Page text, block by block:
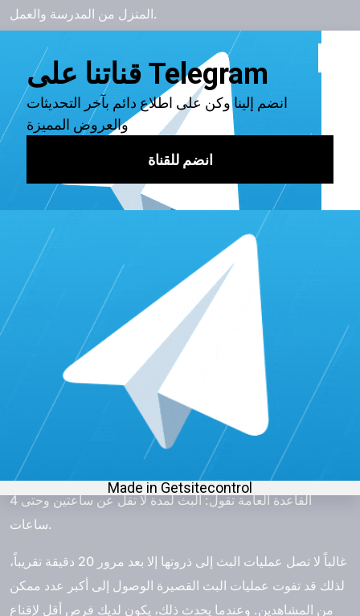
المنزل من المدرسة والعمل.
ولكن إذا كنت تريد البث عندما تكون المنافسة أقل، فإنّ الوقت
المناسب للبث هو من منتصف الليل. نعم، لا يزال العديد من
المشاهدين خلال تلك الفترة، لكن عدداً أقل من القنوات تنافس
زيادة متابعين تويتش مجاناً من برنس
سيرفسس
في الحقيقة توجد طريقة مختصرة وأفضل من أجل زيادة متابعين
تويتش على قناتك دون عناء الخطوات جميعها. لكن، هذا لا يعني
عدم الأخذ بالخطوات. لذلك، يجب عليك الاستمرار بالاستراتيجيات
التي ذكرناها لك. وأيضاً يمكنك طلب شراء متابعين تويتش
خدمات برنس سيرفسس
لتحصل على أفضل خدمات لقناة
تويتش لم تحصل على مثيل لها من قبل. وفي حال كنت تملك
حساب تيك توك يمكنك
زيادة متابعين تيك توك أيضاً من برنس
سيرفسس.
البث لعدة ساعات في كل مرة
نظراً لتحدثنا عن جدول تويتش twitch الخاص بك، من المهم أن
تتذكر طول البث، يُمكن أنّ يؤثّر على زيادة متابعين twitch مجانا.
القاعدة العامة تقول: البث لمدة لا تقل عن ساعتين وحتى 4
ساعات.
غالباً لا تصل عمليات البث إلى ذروتها إلا بعد مرور 20 دقيقة تقريباً،
لذلك قد تفوت عمليات البث القصيرة الوصول إلى أكبر عدد ممكن
من المشاهدين. وعندما يحدث ذلك، يكون لديك فرص أقل لإقناع